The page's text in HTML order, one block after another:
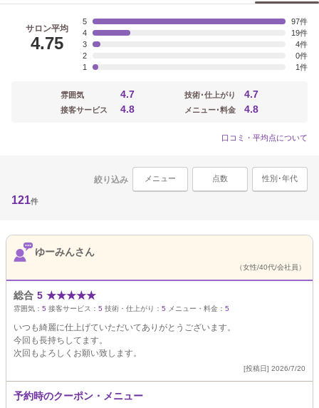
サロン平均
4.75
5
97
4
19
3
4
2
0
1
1
雰囲気 4.7
接客サービス 4.8
技術･仕上がり 4.7
メニュー･料金 4.8
口コミ・平均点について
絞り込み メニュー 点数 性別･年代
121件
ゆーみんさん
（女性/40代/会社員）
総合 5 ★★★★★
雰囲気： 5 接客サービス： 5 技術・仕上がり： 5 メニュー・料金： 5
いつも綺麗に仕上げていただいてありがとうございます。
今回も長持ちしてます。
次回もよろしくお願い致します。
[投稿日] 2026/7/20
予約時のクーポン・メニュー